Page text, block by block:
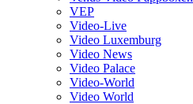
VEP
Video-Live
Video Luxemburg
Video News
Video Palace
Video-World
Video World